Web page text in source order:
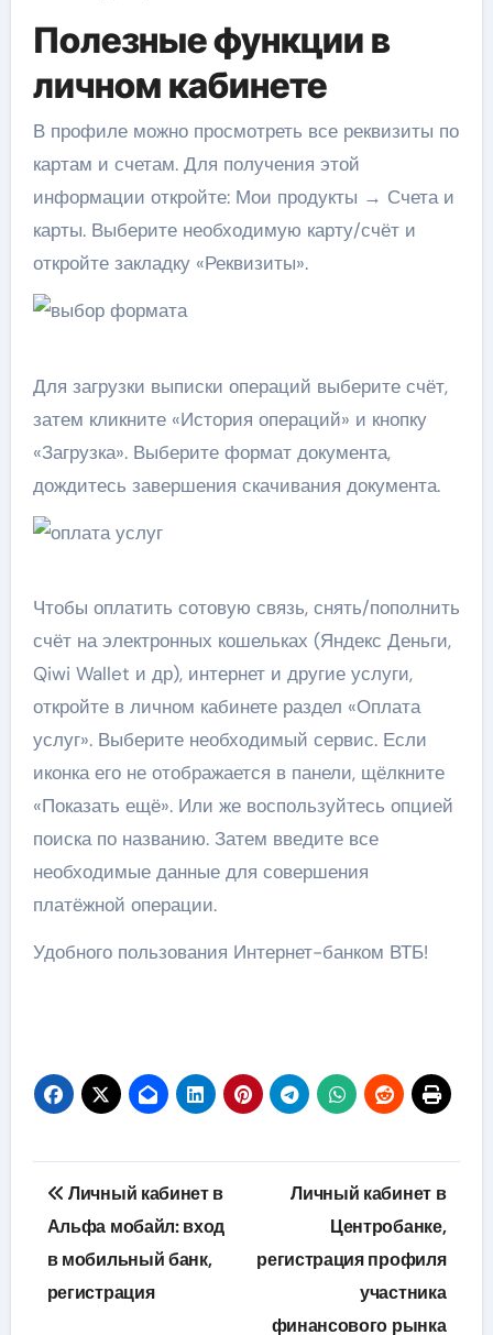
Полезные функции в
личном кабинете
В профиле можно просмотреть все реквизиты по
картам и счетам. Для получения этой
информации откройте: Мои продукты → Счета и
карты. Выберите необходимую карту/счёт и
откройте закладку «Реквизиты».
Для загрузки выписки операций выберите счёт,
затем кликните «История операций» и кнопку
«Загрузка». Выберите формат документа,
дождитесь завершения скачивания документа.
Чтобы оплатить сотовую связь, снять/пополнить
счёт на электронных кошельках (Яндекс Деньги,
Qiwi Wallet и др), интернет и другие услуги,
откройте в личном кабинете раздел «Оплата
услуг». Выберите необходимый сервис. Если
иконка его не отображается в панели, щёлкните
«Показать ещё». Или же воспользуйтесь опцией
поиска по названию. Затем введите все
необходимые данные для совершения
платёжной операции.
Удобного пользования Интернет-банком ВТБ!
Навигация
по
записям
Личный кабинет в
Альфа мобайл: вход
в мобильный банк,
регистрация
Личный кабинет в
Центробанке,
регистрация профиля
участника
финансового рынка